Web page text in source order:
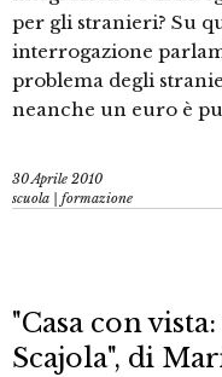
per gli stranieri? Su
interrogazione
problema degli
neanche un euro è
30 Aprile 2010
scuola | formazione
"Casa con
Scajola", di